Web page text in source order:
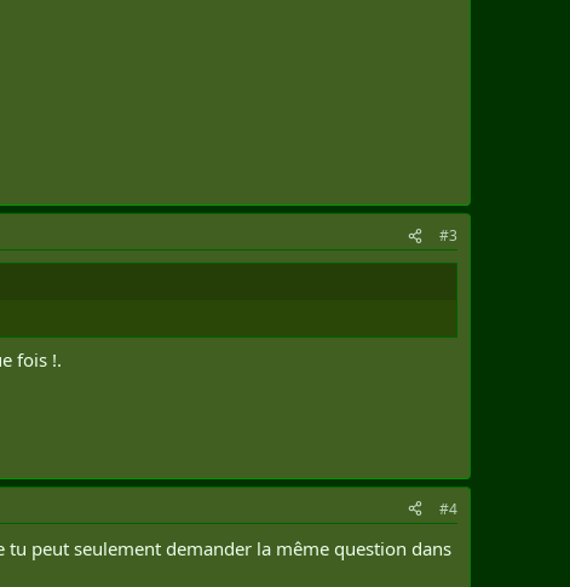
#3
fois !.
#4
peut seulement demander la même question dans